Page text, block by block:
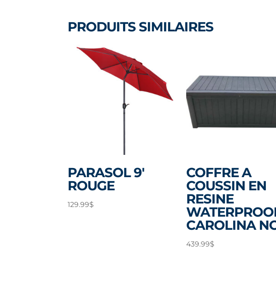
PRODUITS SIMILAIRES
PARASOL 9′
ROUGE
129.99$
COFFRE A
COUSSIN EN
RESINE
CAROLINA
439.99$